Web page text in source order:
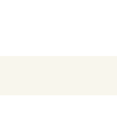
る「中央花
市民の安全
るおいのあ